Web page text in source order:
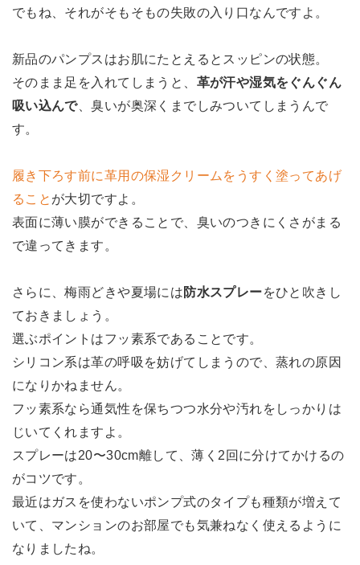
でもね、それがそもそもの失敗の入り口なんですよ。
新品のパンプスはお肌にたとえるとスッピンの状態。
そのまま足を入れてしまうと、 革が汗や湿気をぐんぐん
吸い込んで、臭いが奥深くまでしみついてしまうんで
す。
履き下ろす前に革用の保湿クリームをうすく塗ってあげ
ること が大切ですよ。
表面に薄い膜ができることで、臭いのつきにくさがまる
で違ってきます。
さらに、梅雨どきや夏場には防水スプレーをひと吹きし
ておきましょう。
選ぶポイントはフッ素系であることです。
シリコン系は革の呼吸を妨げてしまうので、蒸れの原因
になりかねません。
フッ素系なら通気性を保ちつつ水分や汚れをしっかりは
じいてくれますよ。
スプレーは20〜30cm離して、薄く2回に分けてかけるの
がコツです。
最近はガスを使わないポンプ式のタイプも種類が増えて
いて、マンションのお部屋でも気兼ねなく使えるように
なりましたね。